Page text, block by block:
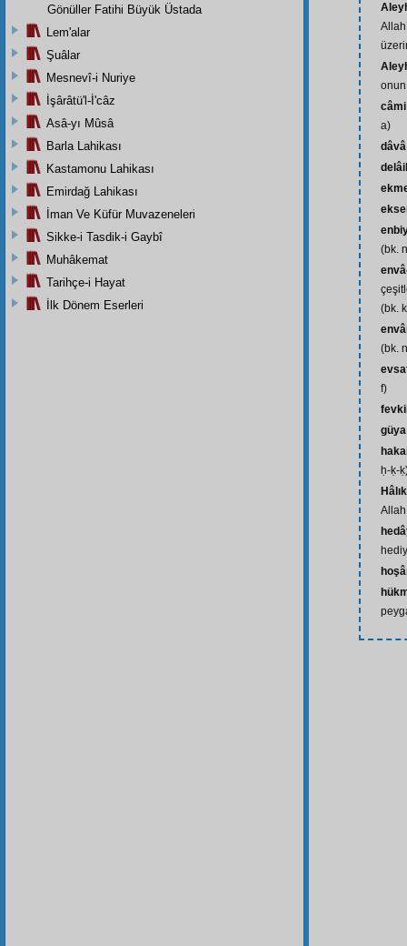
câmi
a)
dâvâ
delâil
(bk.
(bk.
(bk.
f)
güya
ḥ-ḳ-
Hâlık
Gönüller Fatihi Büyük Üstada
Lem'alar
Şuâlar
Mesnevî-i Nuriye
İşârâtü'l-İ'câz
Asâ-yı Mûsâ
Barla Lahikası
Kastamonu Lahikası
Emirdağ Lahikası
İman Ve Küfür Muvazeneleri
Sikke-i Tasdik-i Gaybî
Muhâkemat
Tarihçe-i Hayat
İlk Dönem Eserleri